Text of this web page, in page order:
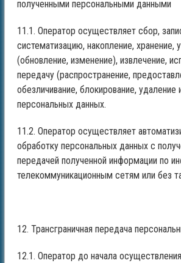
полученными персональными данными
11.1. Оператор осуществляет сбор,
систематизацию, накопление, хранение,
(обновление, изменение), извлечение,
передачу (распространение,
обезличивание, блокирование, удаление
персональных данных.
11.2. Оператор осуществляет
обработку персональных данных с
передачей полученной информации по
телекоммуникационным сетям или без
12. Трансграничная передача
12.1. Оператор до начала